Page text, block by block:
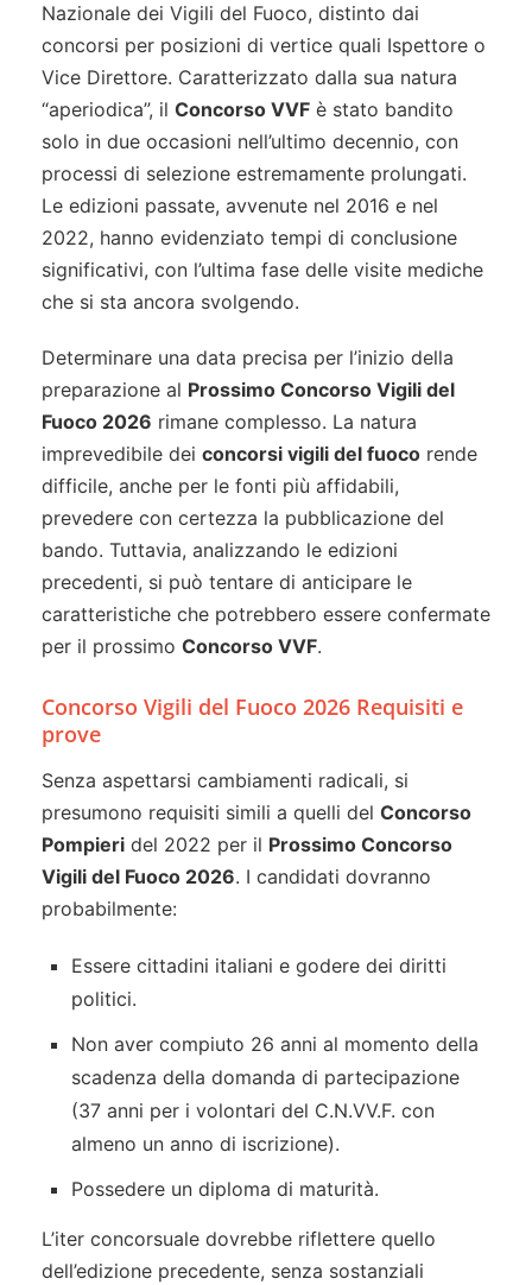
Nazionale dei Vigili del Fuoco, distinto dai
concorsi per posizioni di vertice quali Ispettore o
Vice Direttore. Caratterizzato dalla sua natura
“aperiodica”, il Concorso VVF è stato bandito
solo in due occasioni nell’ultimo decennio, con
processi di selezione estremamente prolungati.
Le edizioni passate, avvenute nel 2016 e nel
2022, hanno evidenziato tempi di conclusione
significativi, con l’ultima fase delle visite mediche
che si sta ancora svolgendo.
Determinare una data precisa per l’inizio della
preparazione al Prossimo Concorso Vigili del
Fuoco 2026 rimane complesso. La natura
imprevedibile dei concorsi vigili del fuoco rende
difficile, anche per le fonti più affidabili,
prevedere con certezza la pubblicazione del
bando. Tuttavia, analizzando le edizioni
precedenti, si può tentare di anticipare le
caratteristiche che potrebbero essere confermate
per il prossimo Concorso VVF.
Concorso Vigili del Fuoco 2026 Requisiti e
prove
Senza aspettarsi cambiamenti radicali, si
presumono requisiti simili a quelli del Concorso
Pompieri del 2022 per il Prossimo Concorso
Vigili del Fuoco 2026. I candidati dovranno
probabilmente:
Essere cittadini italiani e godere dei diritti
politici.
Non aver compiuto 26 anni al momento della
scadenza della domanda di partecipazione
(37 anni per i volontari del C.N.VV.F. con
almeno un anno di iscrizione).
Possedere un diploma di maturità.
L’iter concorsuale dovrebbe riflettere quello
dell’edizione precedente, senza sostanziali